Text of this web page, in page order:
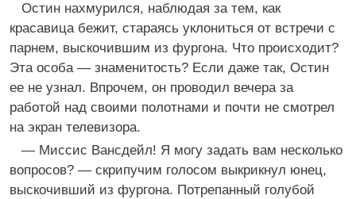
Остин нахмурился, наблюдая за тем, как
красавица бежит, стараясь уклониться от встречи с
парнем, выскочившим из фургона. Что происходит?
Эта особа — знаменитость? Если даже так, Остин
ее не узнал. Впрочем, он проводил вечера за
работой над своими полотнами и почти не смотрел
на экран телевизора.
— Миссис Вансдейл! Я могу задать вам несколько
вопросов? — скрипучим голосом выкрикнул юнец,
выскочивший из фургона. Потрепанный голубой